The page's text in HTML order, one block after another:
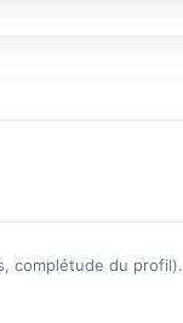
complétude du profil).